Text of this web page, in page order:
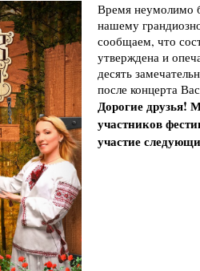
Время неумолимо
нашему
сообщаем, что
утверждена и
десять
после концерта
Дорогие друзья!
участников
участие